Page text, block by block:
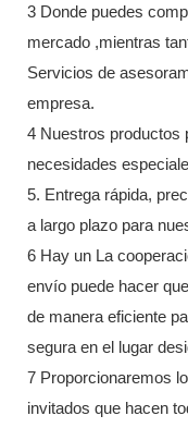
3 Donde puedes
mercado ,mientras
Servicios de
empresa.
4 Nuestros productos
necesidades
5. Entrega rápida,
a largo plazo para
6 Hay un La
envío puede hacer
de manera eficiente
segura en el lugar
7 Proporcionaremos
invitados que hacen